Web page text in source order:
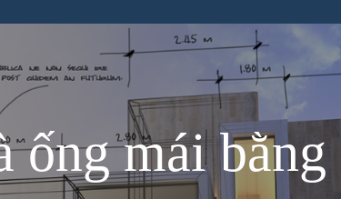
ống mái bằng